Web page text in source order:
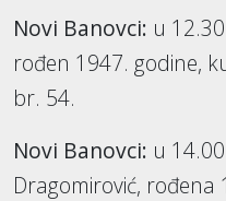
Novi Banovci: u
rođen 1947. godine,
br. 54.
Novi Banovci: u
Dragomirović, rođena